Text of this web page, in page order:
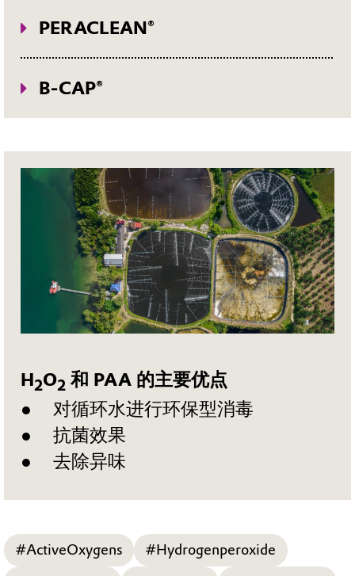
PERACLEAN®
过氧乙酸制剂对多种有害水生生物以及
在工业生产过程中造成问题的生物有
毒，以去除病原体。含有过氧乙酸的产
品可替代常见的氯基消毒剂（如次氯酸
钠）。使用无氯消毒剂可避免形成有毒
的含氯副产品。
PERACLEAN® Vanguard 是一种环保技
术，它利用过乙酸消除金属、三卤化有
用的终端消毒之前降低生物需氧量。过
氧乙酸是一种强氧化剂，在许多工业环
境中用于消除不需要的水污染物，其氧
化能力可用于饮用水处理。
得有机认证。
B-CAP®
B-CAP® 抗菌剂牌号已在美国环保署
艺水系统中的生物污垢、造纸厂中的杀
菌剂以及一般粘泥控制。某些牌号已注
册用于生产，可用于任何以过氧化氢为
活性成分的 FIFRA 注册产品配方中。
H2O2 和 PAA 的主要优点
对循环水进行环保型消毒
抗菌效果
去除异味
#ActiveOxygens
#Hydrogenperoxide